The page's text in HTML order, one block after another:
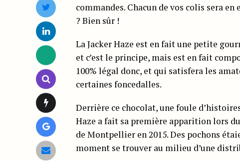
commandes. Chacun de vos colis sera en
? Bien sûr !
La Jacker Haze est en fait une petite
et c’est le principe, mais est en fait
100% légal donc, et qui satisfera les
certaines foncedalles.
Derrière ce chocolat, une foule
Haze a fait sa première apparition lors
de Montpellier en 2015. Des pochons
moment se trouver au milieu d’une